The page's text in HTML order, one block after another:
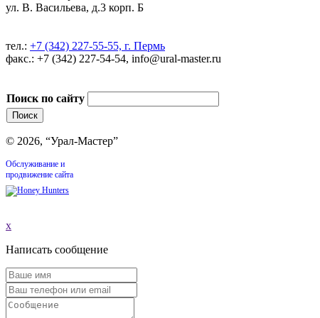
ул. В. Васильева, д.3 корп. Б
тел.: +7 (342) 227-55-55, г. Пермь
факс.: +7 (342) 227-54-54, info@ural-master.ru
Поиск по сайту
© 2026, “Урал-Мастер”
Обслуживание и
продвижение сайта
x
Написать сообщение